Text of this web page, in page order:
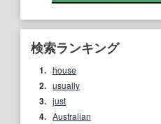
検索ランキング
1. house
2. usually
3. just
4. Australian